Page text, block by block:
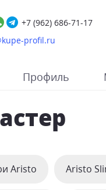
+7 (962) 686-71-17
profil.ru
Профиль
Aristo Aristo